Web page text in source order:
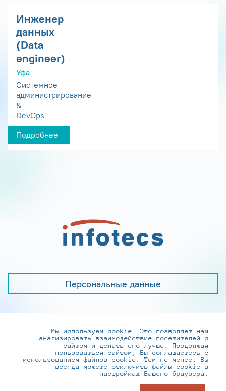
Инженер
данных
(Data
engineer)
Уфа
Системное
администрирование
&
DevOps
Подробнее
Персональные данные
+7 (495) 737-6192, 8-800-250-0-260
practice@infotecs.ru,hr@infotecs.ru
127273, г. Москва, Отрадная ул., 2Б строение 1
Мы используем cookie. Это позволяет нам
анализировать взаимодействие посетителей с
сайтом и делать его лучше. Продолжая
пользоваться сайтом, Вы соглашаетесь с
использованием файлов cookie. Тем не менее, Вы
всегда можете отключить файлы cookie в
настройках Вашего браузера.